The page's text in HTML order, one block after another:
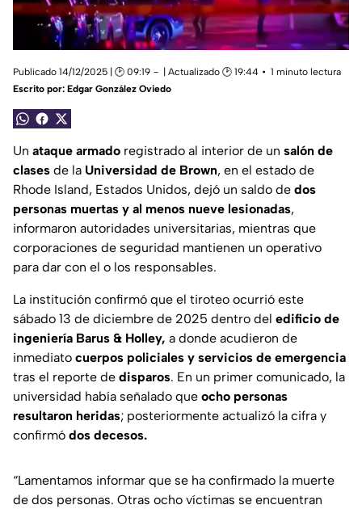
Publicado 14/12/2025 | 🕑 09:19 | Actualizado 🕑 19:44
1 minuto lectura
Escrito por: Edgar González Oviedo
Un ataque armado registrado al interior de un salón de
clases de la Universidad de Brown, en el estado de
Rhode Island, Estados Unidos, dejó un saldo de dos
personas muertas y al menos nueve lesionadas,
informaron autoridades universitarias, mientras que
corporaciones de seguridad mantienen un operativo
para dar con el o los responsables.
La institución confirmó que el tiroteo ocurrió este
sábado 13 de diciembre de 2025 dentro del edificio de
ingeniería Barus & Holley, a donde acudieron de
inmediato cuerpos policiales y servicios de emergencia
tras el reporte de disparos. En un primer comunicado, la
universidad había señalado que ocho personas
resultaron heridas; posteriormente actualizó la cifra y
confirmó dos decesos.
“Lamentamos informar que se ha confirmado la muerte
de dos personas. Otras ocho víctimas se encuentran